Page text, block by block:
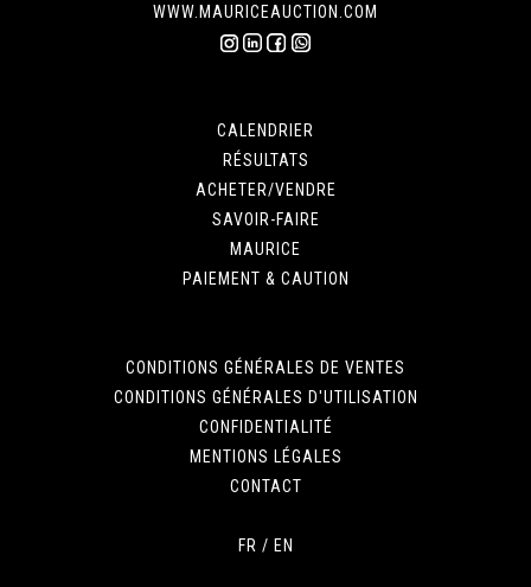
WWW.MAURICEAUCTION.COM
CALENDRIER
RÉSULTATS
ACHETER/VENDRE
SAVOIR-FAIRE
MAURICE
PAIEMENT & CAUTION
CONDITIONS GÉNÉRALES DE VENTES
CONDITIONS GÉNÉRALES D'UTILISATION
CONFIDENTIALITÉ
MENTIONS LÉGALES
CONTACT
FR / EN